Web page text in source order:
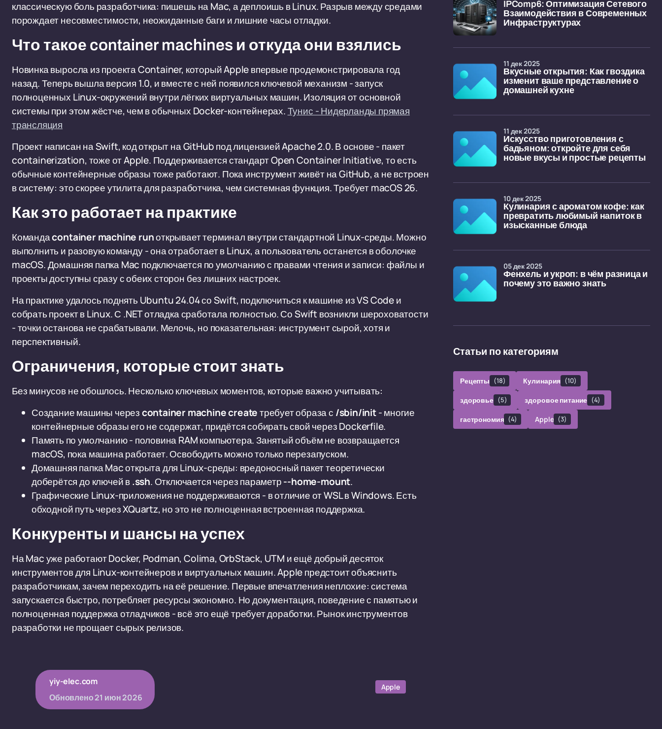
классическую боль разработчика: пишешь на Mac, а деплоишь в Linux. Разрыв между средами
порождает несовместимости, неожиданные баги и лишние часы отладки.
Что такое container machines и откуда они взялись
Новинка выросла из проекта Container, который Apple впервые продемонстрировала год
назад. Теперь вышла версия 1.0, и вместе с ней появился ключевой механизм - запуск
полноценных Linux-окружений внутри лёгких виртуальных машин. Изоляция от основной
системы при этом жёстче, чем в обычных Docker-контейнерах.Тунис - Нидерланды прямая
трансляция
Проект написан на Swift, код открыт на GitHub под лицензией Apache 2.0. В основе - пакет
containerization, тоже от Apple. Поддерживается стандарт Open Container Initiative, то есть
обычные контейнерные образы тоже работают. Пока инструмент живёт на GitHub, а не встроен
в систему: это скорее утилита для разработчика, чем системная функция. Требует macOS 26.
Как это работает на практике
Командаcontainer machine runоткрывает терминал внутри стандартной Linux-среды. Можно
выполнить и разовую команду - она отработает в Linux, а пользователь останется в оболочке
macOS. Домашняя папка Mac подключается по умолчанию с правами чтения и записи: файлы и
проекты доступны сразу с обеих сторон без лишних настроек.
На практике удалось поднять Ubuntu 24.04 со Swift, подключиться к машине из VS Code и
собрать проект в Linux. С .NET отладка сработала полностью. Со Swift возникли шероховатости
- точки останова не срабатывали. Мелочь, но показательная: инструмент сырой, хотя и
перспективный.
Ограничения, которые стоит знать
Без минусов не обошлось. Несколько ключевых моментов, которые важно учитывать:
Создание машины черезcontainer machine createтребует образа с /sbin/init- многие
контейнерные образы его не содержат, придётся собирать свой через Dockerfile.
Память по умолчанию - половина RAM компьютера. Занятый объём не возвращается
macOS, пока машина работает. Освободить можно только перезапуском.
Домашняя папка Mac открыта для Linux-среды: вредоносный пакет теоретически
доберётся до ключей в.ssh. Отключается через параметр--home-mount.
Графические Linux-приложения не поддерживаются - в отличие от WSL в Windows. Есть
обходной путь через XQuartz, но это не полноценная встроенная поддержка.
Конкуренты и шансы на успех
На Mac уже работают Docker, Podman, Colima, OrbStack, UTM и ещё добрый десяток
инструментов для Linux-контейнеров и виртуальных машин. Apple предстоит объяснить
разработчикам, зачем переходить на её решение. Первые впечатления неплохие: система
запускается быстро, потребляет ресурсы экономно. Но документация, поведение с памятью и
полноценная поддержка отладчиков - всё это ещё требует доработки. Рынок инструментов
разработки не прощает сырых релизов.
yiy-elec.com
Обновлено21 июн 2026
Apple
IPComp6: Оптимизация Сетевого
Взаимодействия в Современных
Инфраструктурах
Вкусные открытия: Как гвоздика
изменит ваше представление о
домашней кухне
11 дек 2025
Искусство приготовления с
бадьяном: откройте для себя
новые вкусы и простые рецепты
11 дек 2025
Кулинария с ароматом кофе: как
превратить любимый напиток в
изысканные блюда
10 дек 2025
Фенхель и укроп: в чём разница и
почему это важно знать
05 дек 2025
Статьи по категориям
Рецепты (18) Кулинария (10)
здоровье (5) здоровое питание (4)
гастрономия (4) Apple (3)